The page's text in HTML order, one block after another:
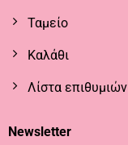
Ταμείο
Καλάθι
Λίστα επιθυμιών
Newsletter